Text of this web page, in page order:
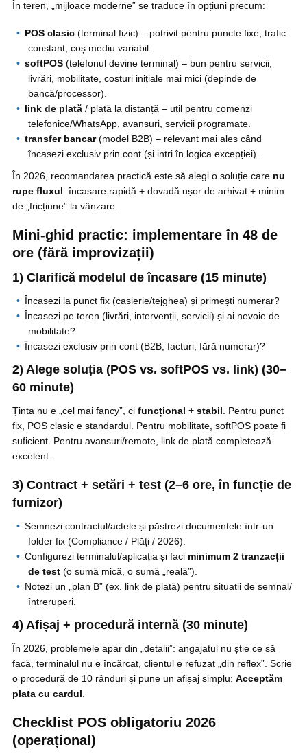
În teren, „mijloace moderne” se traduce în opțiuni precum:
POS clasic (terminal fizic) – potrivit pentru puncte fixe, trafic
constant, coș mediu variabil.
softPOS (telefonul devine terminal) – bun pentru servicii,
livrări, mobilitate, costuri inițiale mai mici (depinde de
bancă/processor).
link de plată / plată la distanță – util pentru comenzi
telefonice/WhatsApp, avansuri, servicii programate.
transfer bancar(model B2B) – relevant mai ales când
încasezi exclusiv prin cont (și intri în logica excepției).
În 2026, recomandarea practică este să alegi o soluție care nu
rupe fluxul: încasare rapidă + dovadă ușor de arhivat + minim
de „fricțiune” la vânzare.
Mini-ghid practic: implementare în 48 de
ore (fără improvizații)
1) Clarifică modelul de încasare (15 minute)
Încasezi la punct fix (casierie/tejghea) și primești numerar?
Încasezi pe teren (livrări, intervenții, servicii) și ai nevoie de
mobilitate?
Încasezi exclusiv prin cont (B2B, facturi, fără numerar)?
2) Alege soluția (POS vs. softPOS vs. link) (30–
60 minute)
Ținta nu e „cel mai fancy”, ci funcțional + stabil. Pentru punct
fix, POS clasic e standardul. Pentru mobilitate, softPOS poate fi
suficient. Pentru avansuri/remote, link de plată completează
excelent.
3) Contract + setări + test (2–6 ore, în funcție de
furnizor)
Semnezi contractul/actele și păstrezi documentele într-un
folder fix (Compliance / Plăți / 2026).
Configurezi terminalul/aplicația și faci minimum 2 tranzacții
de test (o sumă mică, o sumă „reală”).
Notezi un „plan B” (ex. link de plată) pentru situații de semnal/
întreruperi.
4) Afișaj + procedură internă (30 minute)
În 2026, problemele apar din „detalii”: angajatul nu știe ce să
facă, terminalul nu e încărcat, clientul e refuzat „din reflex”. Scrie
o procedură de 10 rânduri și pune un afișaj simplu: Acceptăm
plata cu cardul.
Checklist POS obligatoriu 2026
(operațional)